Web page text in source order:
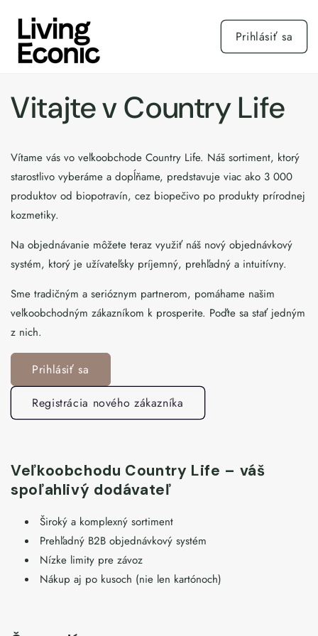
na
obsah
Prihlásiť sa
Vitajte v Country Life
Vítame vás vo veľkoobchode Country Life. Náš sortiment, ktorý
starostlivo vyberáme a dopĺňame, predstavuje viac ako 3 000
produktov od biopotravín, cez biopečivo po produkty prírodnej
kozmetiky.
Na objednávanie môžete teraz využiť náš nový objednávkový
systém, ktorý je užívateľsky príjemný, prehľadný a intuitívny.
Sme tradičným a serióznym partnerom, pomáhame našim
veľkoobchodným zákazníkom k prosperite. Poďte sa stať jedným
z nich.
Prihlásiť sa
Registrácia nového zákazníka
Veľkoobchodu Country Life – váš
spoľahlivý dodávateľ
Široký a komplexný sortiment
Prehľadný B2B objednávkový systém
Nízke limity pre závoz
Nákup aj po kusoch (nie len kartónoch)